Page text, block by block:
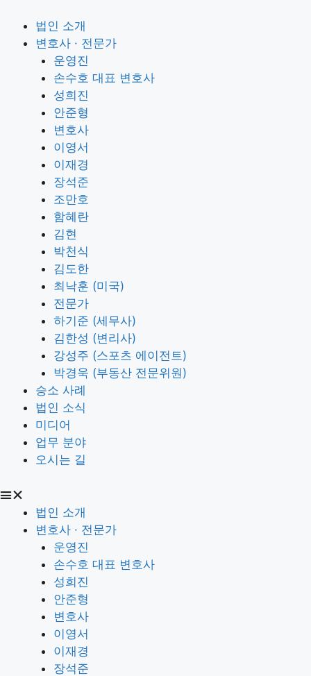
법인 소개
변호사 · 전문가
운영진
손수호 대표 변호사
성희진
안준형
변호사
이영서
이재경
장석준
조만호
함혜란
김현
박천식
김도한
최낙훈 (미국)
전문가
하기준 (세무사)
김한성 (변리사)
강성주 (스포츠 에이전트)
박경욱 (부동산 전문위원)
승소 사례
법인 소식
미디어
업무 분야
오시는 길
법인 소개
변호사 · 전문가
운영진
손수호 대표 변호사
성희진
안준형
변호사
이영서
이재경
장석준